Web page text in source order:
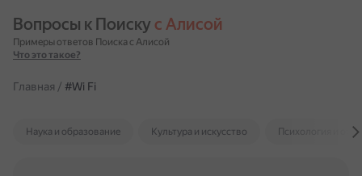
Вопросы к Поиску с Алисой
Примеры ответов Поиска с Алисой
Что это такое?
Главная / #Wi Fi
Наука и образование Культура и искусство Психология и